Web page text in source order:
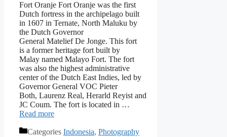
Fort Oranje Fort Oranje was the first
Dutch fortress in the archipelago built
in 1607 in Ternate, North Maluku by
the Dutch Governor
General Matelief De Jonge. This fort
is a former heritage fort built by
Malay named Malayo Fort. The fort
was also the highest administrative
center of the Dutch East Indies, led by
Governor General VOC Pieter
Both, Laurenz Real, Herarld Reyist and
JC Coum. The fort is located in …
Read more
Categories Indonesia, Photography